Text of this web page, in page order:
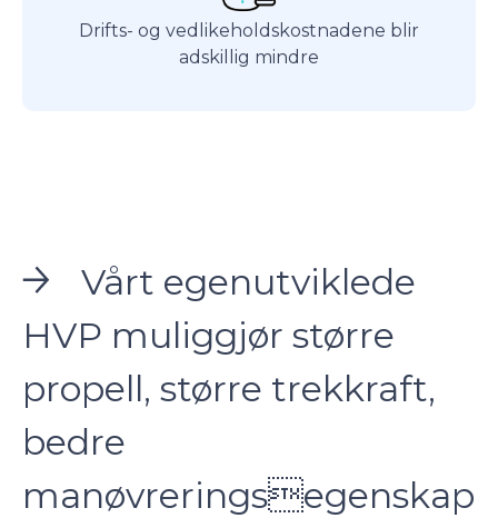
Drifts- og vedlikeholdskostnadene blir
adskillig mindre
Vårt egenutviklede
HVP muliggjør større
propell, større trekkraft,
bedre
manøvreringsegenskap